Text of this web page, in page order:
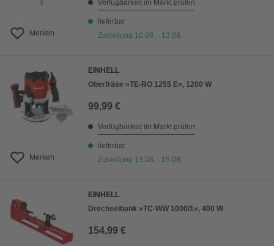
Merken
Verfügbarkeit im Markt prüfen
lieferbar
Zustellung 10.08. - 12.08.
Merken
EINHELL
Oberfräse »TE-RO 1255 E«, 1200 W
99,99 €
Verfügbarkeit im Markt prüfen
lieferbar
Zustellung 13.08. - 15.08.
EINHELL
Drechselbank »TC-WW 1000/1«, 400 W
154,99 €